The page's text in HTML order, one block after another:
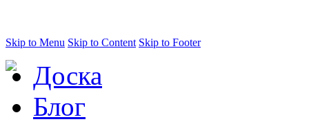
Skip to Menu Skip to Content Skip to Footer
Доска
Блог